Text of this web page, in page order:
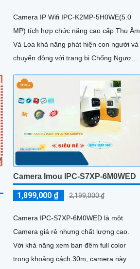
Camera IP Wifi IPC-K2MP-5H0WE(5.0
MP) tích hợp chức năng cao cấp Thu Âm
Và Loa khả năng phát hiện con người và
chuyển động với trang bị Chống Ngược
trường ánh sáng khác nhau công nghệ
xử lý hình ảnh thiếu sáng có màu ban
đêm mang lại hình ảnh sắc nét
Camera Imou IPC-S7XP-6M0WED
1,899,000 ₫ 2,199,000 ₫
Camera IPC-S7XP-6M0WED là một
Camera giá rẻ nhưng chất lượng cao.
Với khả năng xem ban đêm full color
trong khoảng cách 30m, camera này